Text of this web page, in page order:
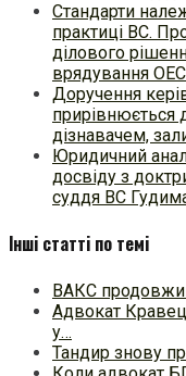
Стандарти
практиці ВC.
ділового
врядування
Доручення
прирівнюється
дізнавачем,
Юридичний
досвіду з
суддя ВС
Інші статті по темі
ВАКС
Адвокат
у…
Тандир знову